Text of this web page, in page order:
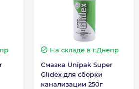
На складе в г.Днепр
Смазка Unipak Super
Glidex для сборки
канализации 250г